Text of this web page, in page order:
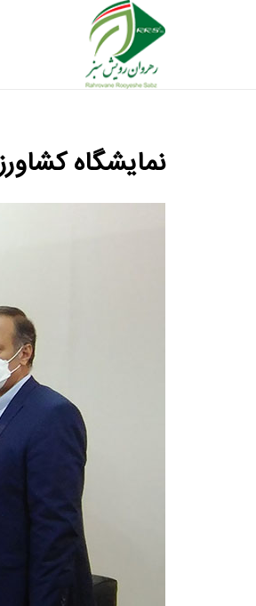
نمایشگاه